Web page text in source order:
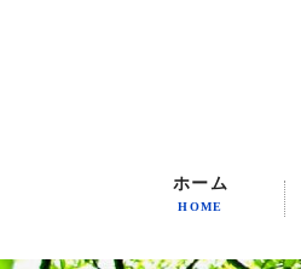
ホーム
HOME